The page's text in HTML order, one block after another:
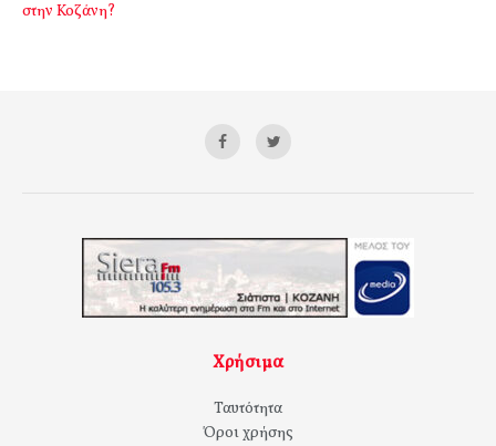
στην Κοζάνη?
Χρήσιμα
Ταυτότητα
Όροι χρήσης